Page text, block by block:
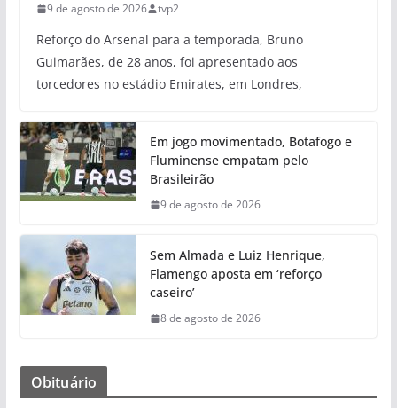
9 de agosto de 2026 tvp2
Reforço do Arsenal para a temporada, Bruno
Guimarães, de 28 anos, foi apresentado aos
torcedores no estádio Emirates, em Londres,
Em jogo movimentado, Botafogo e
Fluminense empatam pelo
Brasileirão
9 de agosto de 2026
Sem Almada e Luiz Henrique,
Flamengo aposta em ‘reforço
caseiro’
8 de agosto de 2026
Obituário